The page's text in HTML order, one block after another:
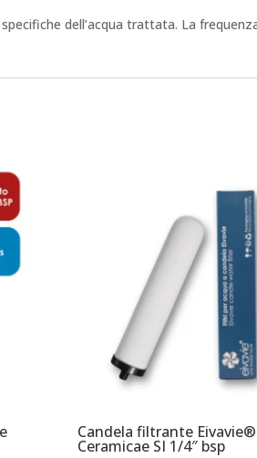
dell’acqua trattata. La
Candela filtrante
Ceramicae SI 1/4″ bsp